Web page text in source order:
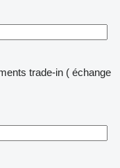
trade-in ( échange